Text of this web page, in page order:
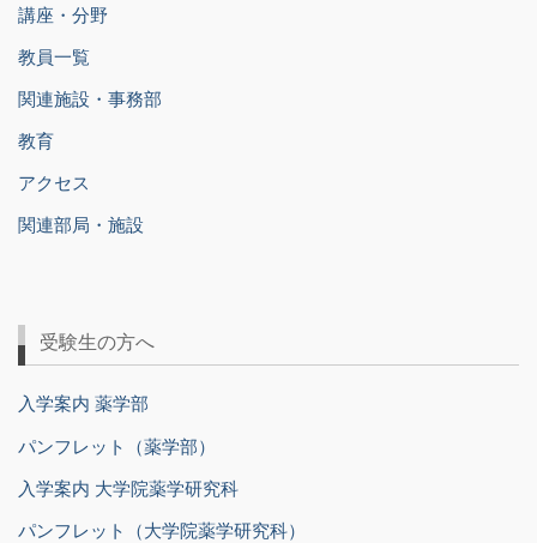
講座・分野
教員一覧
関連施設・事務部
教育
アクセス
関連部局・施設
受験生の方へ
入学案内 薬学部
パンフレット（薬学部）
入学案内 大学院薬学研究科
パンフレット（大学院薬学研究科）